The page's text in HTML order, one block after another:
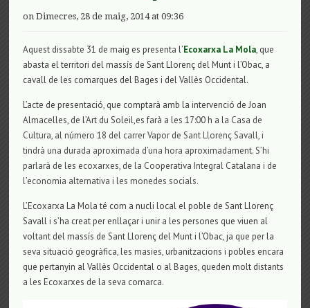
on Dimecres, 28 de maig, 2014 at 09:36
Aquest dissabte 31 de maig es presenta l’Ecoxarxa La Mola, que
abasta el territori del massís de Sant Llorenç del Munt i l’Obac, a
cavall de les comarques del Bages i del Vallès Occidental.
L’acte de presentació, que comptarà amb la intervenció de Joan
Almacelles, de l’Art du Soleil,es farà a les 17:00 h ala Casa de
Cultura, al número 18 del carrer Vapor de Sant Llorenç Savall, i
tindrà una durada aproximada d’una hora aproximadament. S’hi
parlarà de les ecoxarxes, de la Cooperativa Integral Catalana i de
l’economia alternativa i les monedes socials.
L’Ecoxarxa La Mola té com a nucli local el poble de Sant Llorenç
Savall i s’ha creat per enllaçar i unir a les persones que viuen al
voltant del massís de Sant Llorenç del Munt i l’Obac, ja que per la
seva situació geogràfica, les masies, urbanitzacions i pobles encara
que pertanyin al Vallès Occidental o al Bages, queden molt distants
a les Ecoxarxes de la seva comarca.